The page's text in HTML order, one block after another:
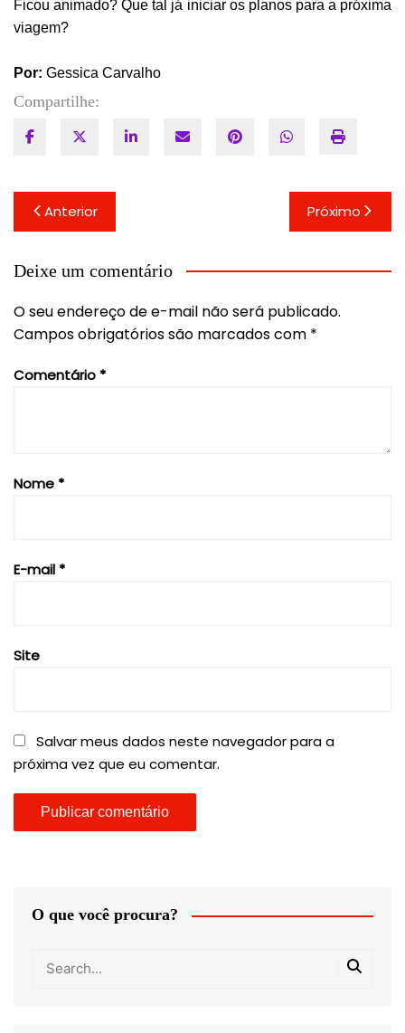
Ficou animado? Que tal já iniciar os planos para a próxima
viagem?
Por: Gessica Carvalho
Compartilhe:
Navegação
de
Post
Anterior Próximo
Deixe um comentário
O seu endereço de e-mail não será publicado.
Campos obrigatórios são marcados com *
Comentário *
Nome *
E-mail *
Site
Salvar meus dados neste navegador para a
próxima vez que eu comentar.
O que você procura?